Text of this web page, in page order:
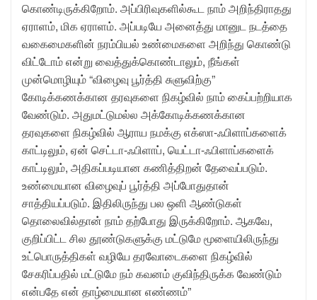
கொண்டிருக்கிறோம். அப்பிரிவுகளில்கூட நாம் அறிந்திராதது
ஏராளம், மிக ஏராளம். அப்படியே அனைத்து மானுட நடத்தை
வகைமைகளின் நரம்பியல் உண்மைகளை அறிந்து கொண்டு
விட்டோம் என்று வைத்துக்கொண்டாலும், நீங்கள்
முன்மொழியும் “விழைவு பூர்த்தி சுளுவிற்கு”
கோடிக்கணக்கான தரவுகளை நிகழ்வில் நாம் கைப்பற்றியாக
வேண்டும். அதுமட்டுமல்ல அக்கோடிக்கணக்கான
தரவுகளை நிகழ்வில் ஆராய நமக்கு எக்ஸா-ஃபிளாப்களைக்
காட்டிலும், ஏன் செட்டா-ஃபிளாப், யெட்டா-ஃபிளாப்களைக்
காட்டிலும், அதிகப்படியான கணித்திறன் தேவைப்படும்.
உண்மையான விழைவுப் பூர்த்தி அப்போதுதான்
சாத்தியப்படும். இதிலிருந்து பல ஒளி ஆண்டுகள்
தொலைவில்தான் நாம் தற்போது இருக்கிறோம். ஆகவே,
குறிப்பிட்ட சில தூண்டுகளுக்கு மட்டுமே மூளையிலிருந்து
உட்பொருத்திகள் வழியே தரவோடைகளை நிகழ்வில்
சேகரிப்பதில் மட்டுமே நம் கவனம் குவிந்திருக்க வேண்டும்
என்பதே என் தாழ்மையான எண்ணம்”